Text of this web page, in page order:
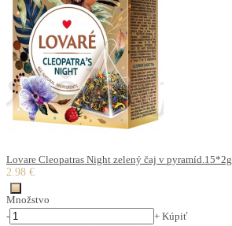
Lovare Cleopatras Night zelený čaj v pyramíd.15*2g
2.98 €
Množstvo
-
+ Kúpiť